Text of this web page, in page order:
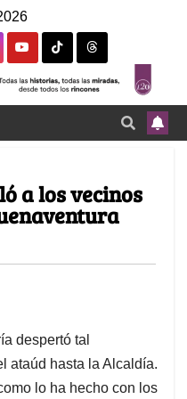
a los vecinos
despertó tal
ataúd hasta la Alcaldía.
lo ha hecho con los